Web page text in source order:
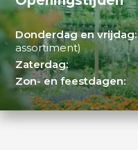
Donderdag en vrijdag:
assortiment)
Zaterdag:
Zon- en feestdagen: